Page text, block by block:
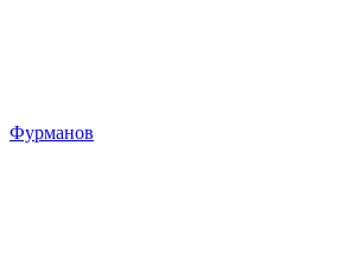
Фурманов